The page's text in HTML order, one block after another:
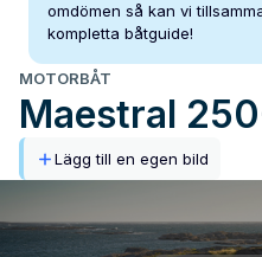
omdömen så kan vi
kompletta båtguide!
MOTORBÅT
Maestral
Lägg till en egen bild